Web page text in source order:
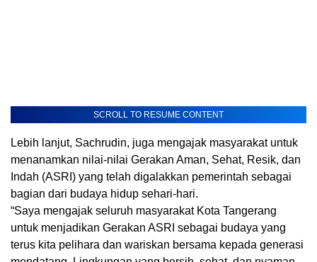
SCROLL TO RESUME CONTENT
Lebih lanjut, Sachrudin, juga mengajak masyarakat untuk
menanamkan nilai-nilai Gerakan Aman, Sehat, Resik, dan
Indah (ASRI) yang telah digalakkan pemerintah sebagai
bagian dari budaya hidup sehari-hari.
“Saya mengajak seluruh masyarakat Kota Tangerang
untuk menjadikan Gerakan ASRI sebagai budaya yang
terus kita pelihara dan wariskan bersama kepada generasi